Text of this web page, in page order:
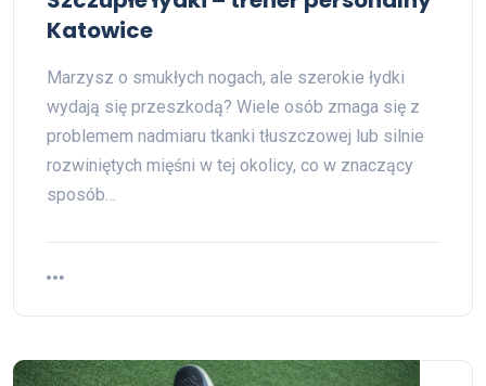
Katowice
Marzysz o smukłych nogach, ale szerokie łydki
wydają się przeszkodą? Wiele osób zmaga się z
problemem nadmiaru tkanki tłuszczowej lub silnie
rozwiniętych mięśni w tej okolicy, co w znaczący
sposób…